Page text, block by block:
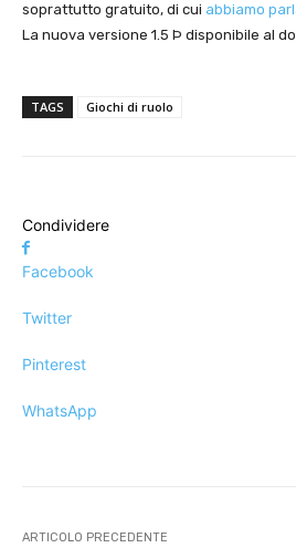
soprattutto gratuito, di cui abbiamo
La nuova versione 1.5 Þ disponibile al
TAGS Giochi di ruolo
Condividere
Facebook
Twitter
Pinterest
WhatsApp
ARTICOLO PRECEDENTE